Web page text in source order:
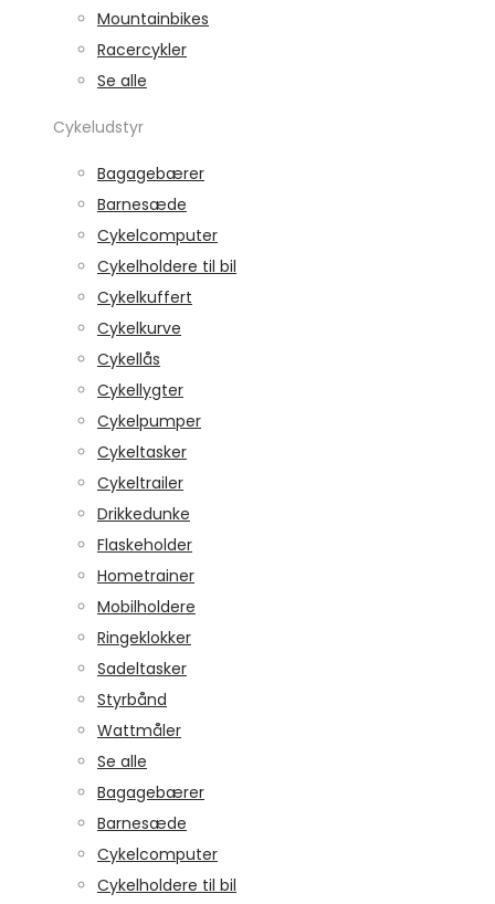
Mountainbikes
Racercykler
Se alle
Cykeludstyr
Bagagebærer
Barnesæde
Cykelcomputer
Cykelholdere til bil
Cykelkuffert
Cykelkurve
Cykellås
Cykellygter
Cykelpumper
Cykeltasker
Cykeltrailer
Drikkedunke
Flaskeholder
Hometrainer
Mobilholdere
Ringeklokker
Sadeltasker
Styrbånd
Wattmåler
Se alle
Bagagebærer
Barnesæde
Cykelcomputer
Cykelholdere til bil